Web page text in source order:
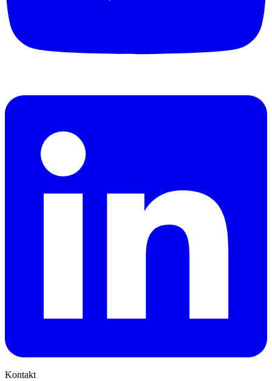
Kontakt